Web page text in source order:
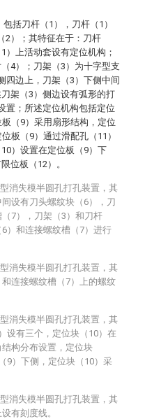
括刀杆（1），刀杆（1）
2）；其特征在于：刀杆
）上活动套设有定位机构；
4）；刀架（3）为十字型支
四边上，刀架（3）下侧中间
架（3）侧边设有弧形的打
置；所述定位机构包括定位
（9）采用扇形结构，定位
板（9）通过滑配孔（11）
）设置在定位板（9）下
位板（12）。
消失模半圆孔打孔装置，其
设有刀头螺纹块（6），刀
7），刀架（3）和刀杆
6）和连接螺纹槽（7）进行
消失模半圆孔打孔装置，其
连接螺纹槽（7）上的螺纹
消失模半圆孔打孔装置，其
设有三个，定位块（10）在
构分布设置，定位块
9）下侧，定位块（10）采
消失模半圆孔打孔装置，其
有刻度线。